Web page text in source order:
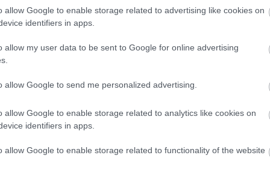
allow Google to enable storage related to advertising like cookies on
identifiers in apps.
allow my user data to be sent to Google for online advertising
allow Google to send me personalized advertising.
allow Google to enable storage related to analytics like cookies on
identifiers in apps.
allow Google to enable storage related to functionality of the website
gyarmat
(12)györffy
hastings
hódító
(4)ii.
iii
(4 ) ii
VI.
talán joggal gondolhatták azt a középkori magyar